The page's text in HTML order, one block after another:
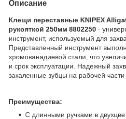
Описание
Клещи переставные KNIPEX
рукояткой 250мм 8802250 -
инструмент, используемый для
Представленный инструмент
хромованадиевой стали, что
и срок эксплуатации. Надежный
закаленные зубцы на рабочей части
Преимущества:
С длинными ручками в